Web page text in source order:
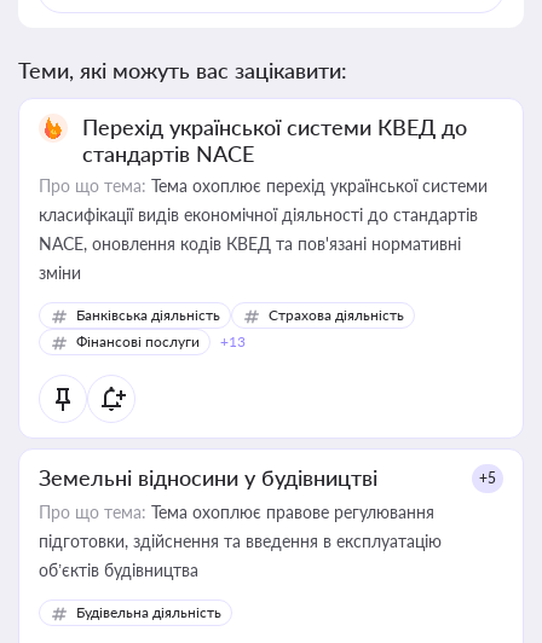
Теми, які можуть вас зацікавити:
Перехід української системи КВЕД до
стандартів NACE
Про що тема: Тема охоплює перехід української системи
класифікації видів економічної діяльності до стандартів
NACE, оновлення кодів КВЕД та пов'язані нормативні
зміни
Банківська діяльність
Страхова діяльність
Фінансові послуги
+13
Земельні відносини у будівництві +5
Про що тема: Тема охоплює правове регулювання
підготовки, здійснення та введення в експлуатацію
об’єктів будівництва
Будівельна діяльність